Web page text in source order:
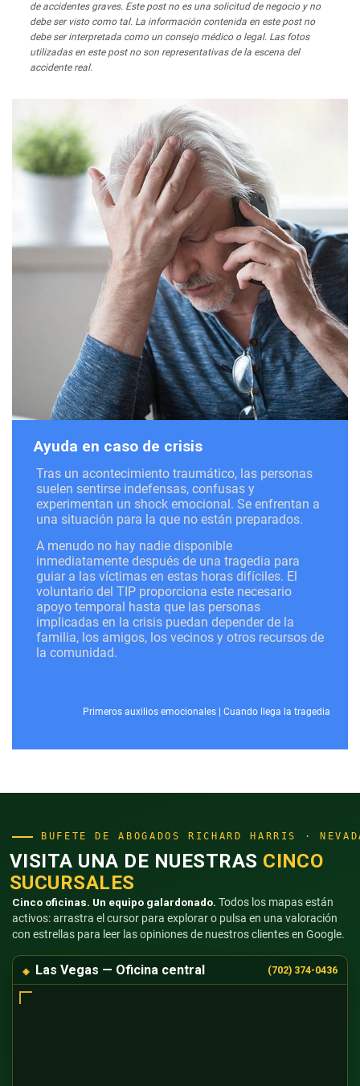
de accidentes graves. Este post no es una solicitud de negocio y no
debe ser visto como tal. La información contenida en este post no
debe ser interpretada como un consejo médico o legal. Las fotos
utilizadas en este post no son representativas de la escena del
accidente real.
Ayuda en caso de crisis
Tras un acontecimiento traumático, las personas
suelen sentirse indefensas, confusas y
experimentan un shock emocional. Se enfrentan a
una situación para la que no están preparados.
A menudo no hay nadie disponible
inmediatamente después de una tragedia para
guiar a las víctimas en estas horas difíciles. El
voluntario del TIP proporciona este necesario
apoyo temporal hasta que las personas
implicadas en la crisis puedan depender de la
familia, los amigos, los vecinos y otros recursos de
la comunidad.
Primeros auxilios emocionales Cuando llega la tragedia
BUFETE DE ABOGADOS RICHARD HARRIS ·
VISITA UNA DE NUESTRAS CINCO
SUCURSALES
Cinco oficinas. Un equipo galardonado. Todos los mapas están
activos: arrastra el cursor para explorar o pulsa en una valoración
con estrellas para leer las opiniones de nuestros clientes en Google.
Las Vegas — Oficina central (702) 374-0436